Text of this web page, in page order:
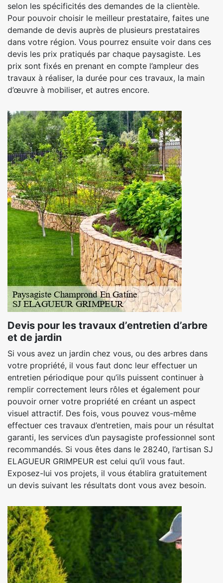
selon les spécificités des demandes de la clientèle.
Pour pouvoir choisir le meilleur prestataire, faites une
demande de devis auprès de plusieurs prestataires
dans votre région. Vous pourrez ensuite voir dans ces
devis les prix pratiqués par chaque paysagiste. Les
prix sont fixés en prenant en compte l’ampleur des
travaux à réaliser, la durée pour ces travaux, la main
d’œuvre à mobiliser, et autres encore.
Devis pour les travaux d’entretien d’arbre
et de jardin
Si vous avez un jardin chez vous, ou des arbres dans
votre propriété, il vous faut donc leur effectuer un
entretien périodique pour qu’ils puissent continuer à
remplir correctement leurs rôles et également pour
pouvoir orner votre propriété en créant un aspect
visuel attractif. Des fois, vous pouvez vous-même
effectuer ces travaux d’entretien, mais pour un résultat
garanti, les services d’un paysagiste professionnel sont
recommandés. Si vous êtes dans le 28240, l’artisan SJ
ELAGUEUR GRIMPEUR est celui qu’il vous faut.
Exposez-lui vos projets, il vous établira gratuitement
un devis suivant les résultats dont vous avez besoin.